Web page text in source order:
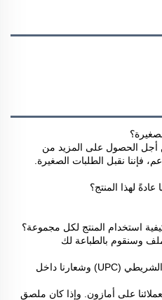
فإننا نقبل الطلبات الصغيرة.
وسنقوم بالطباعة لك